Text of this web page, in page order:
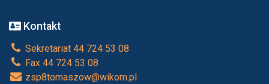
Kontakt
Sekretariat 44 724 53 08
Fax 44 724 53 08
zsp8tomaszow@wikom.pl